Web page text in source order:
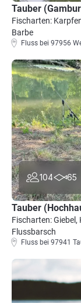
Tauber
Fischarten:
Barbe
Fluss bei 97956
104 65
Tauber
Fischarten:
Flussbarsch
Fluss bei 97941